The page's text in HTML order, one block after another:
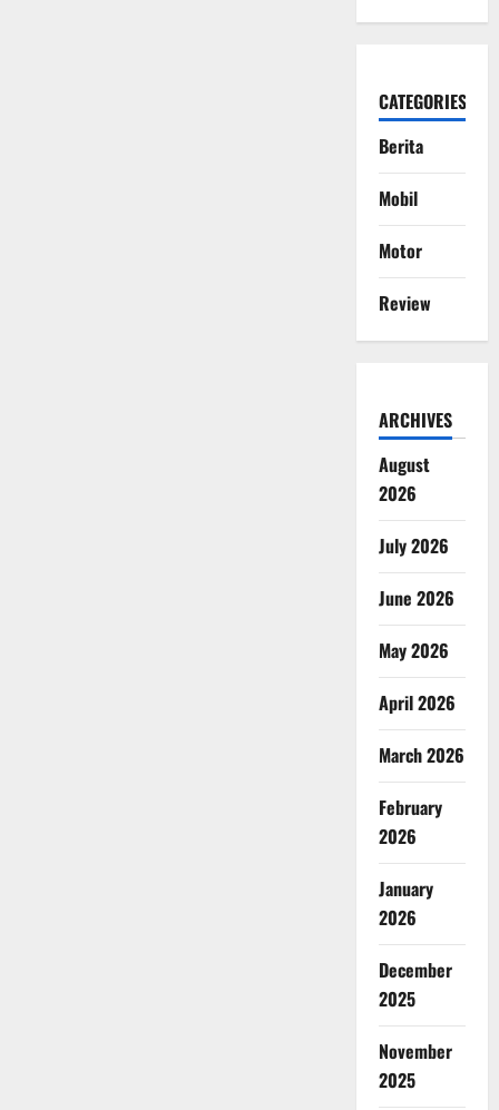
CATEGORIES
Berita
Mobil
Motor
Review
ARCHIVES
August
2026
July 2026
June 2026
May 2026
April 2026
March 2026
February
2026
January
2026
December
2025
November
2025